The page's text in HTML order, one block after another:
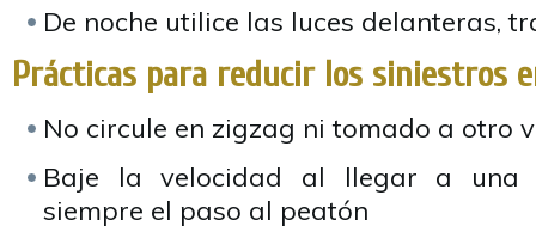
De noche utilice las luces delanteras,
Prácticas para reducir los siniestros
No circule en zigzag ni tomado a otro
Baje la velocidad al llegar a una
siempre el paso al peatón